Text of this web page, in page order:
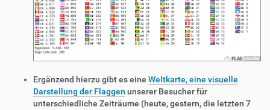
Ergänzend hierzu gibt es eine Weltkarte, eine visuelle
Darstellung der Flaggen unserer Besucher für
unterschiedliche Zeiträume (heute, gestern, die letzten 7